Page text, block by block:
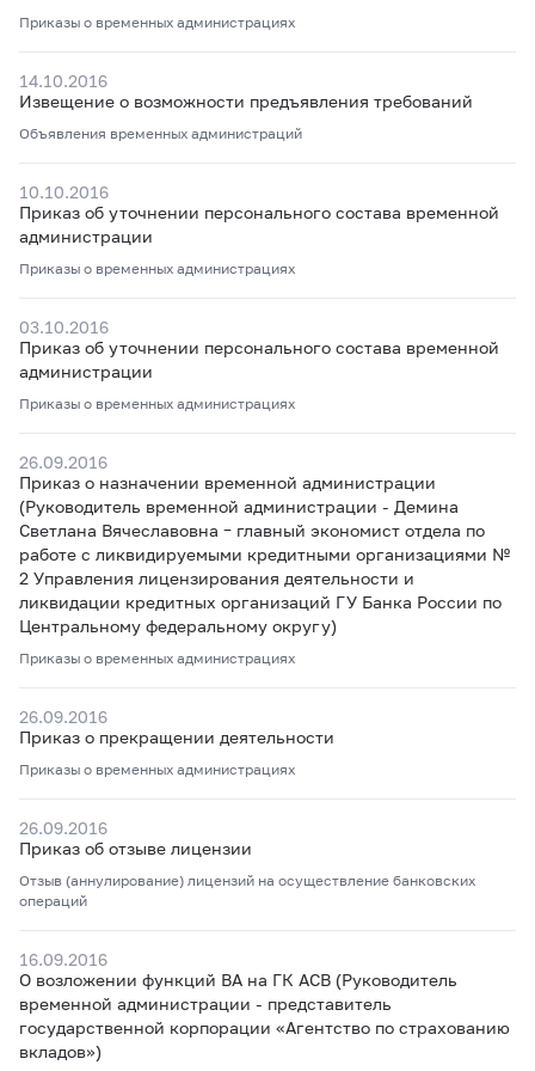
Приказы о временных администрациях
14.10.2016
Извещение о возможности предъявления требований
Объявления временных администраций
10.10.2016
Приказ об уточнении персонального состава временной
администрации
Приказы о временных администрациях
03.10.2016
Приказ об уточнении персонального состава временной
администрации
Приказы о временных администрациях
26.09.2016
Приказ о назначении временной администрации
(Руководитель временной администрации - Демина
Светлана Вячеславовна – главный экономист отдела по
работе с ликвидируемыми кредитными организациями №
2 Управления лицензирования деятельности и
ликвидации кредитных организаций ГУ Банка России по
Центральному федеральному округу)
Приказы о временных администрациях
26.09.2016
Приказ о прекращении деятельности
Приказы о временных администрациях
26.09.2016
Приказ об отзыве лицензии
Отзыв (аннулирование) лицензий на осуществление банковских
операций
16.09.2016
О возложении функций ВА на ГК АСВ (Руководитель
временной администрации - представитель
государственной корпорации «Агентство по страхованию
вкладов»)